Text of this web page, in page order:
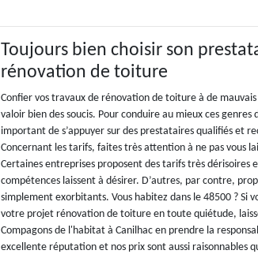
Toujours bien choisir son
rénovation de toiture
Confier vos travaux de rénovation de toiture à de
valoir bien des soucis. Pour conduire au mieux ces
important de s’appuyer sur des prestataires qualifiés et
Concernant les tarifs, faites très attention à ne pas vous
Certaines entreprises proposent des tarifs très dérisoires
compétences laissent à désirer. D’autres, par contre,
simplement exorbitants. Vous habitez dans le 48500 ? Si
votre projet rénovation de toiture en toute quiétude,
Compagons de l'habitat à Canilhac en prendre la
excellente réputation et nos prix sont aussi raisonnables